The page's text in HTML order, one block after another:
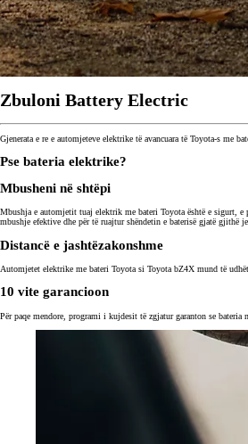
Zbuloni Battery Electric
Gjenerata e re e automjeteve elektrike të avancuara të Toyota-s me
Pse bateria elektrike?
Mbusheni në shtëpi
Mbushja e automjetit tuaj elektrik me bateri Toyota është e sigurt, e
mbushje efektive dhe për të ruajtur shëndetin e baterisë gjatë gjithë
Distancë e jashtëzakonshme
Automjetet elektrike me bateri Toyota si Toyota bZ4X mund të
10 vite garancioon
Për paqe mendore, programi i kujdesit të zgjatur garanton se